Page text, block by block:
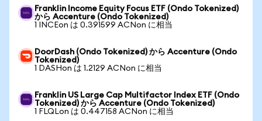
Franklin Income Equity Focus ETF (Ondo Tokenized)
から Accenture (Ondo Tokenized)
1 INCEon は 0.391599 ACNon に相当
DoorDash (Ondo Tokenized) から Accenture (Ondo
Tokenized)
1 DASHon は 1.2129 ACNon に相当
Franklin US Large Cap Multifactor Index ETF (Ondo
Tokenized) から Accenture (Ondo Tokenized)
1 FLQLon は 0.447158 ACNon に相当